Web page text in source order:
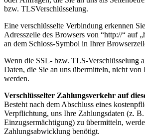
bzw. TLSVerschlüsselung.
Eine verschlüsselte Verbindung erkennen
Adresszeile des Browsers von “http://“ auf
an dem Schloss-Symbol in Ihrer
Wenn die SSL- bzw. TLS-Verschlüsselung
Daten, die Sie an uns übermitteln, nicht von
werden.
Verschlüsselter Zahlungsverkehr auf
Besteht nach dem Abschluss eines
Verpflichtung, uns Ihre Zahlungsdaten (z.
Einzugsermächtigung) zu übermitteln,
Zahlungsabwicklung benötigt.